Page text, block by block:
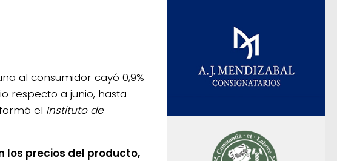
al consumidor cayó 0,9%
respecto a junio, hasta
el Instituto de
los precios del producto,